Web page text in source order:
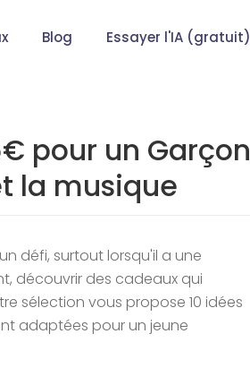
Blog Essayer l'IA (gratuit)
pour un Garçon
la musique
défi, surtout lorsqu'il a une
découvrir des cadeaux qui
sélection vous propose 10 idées
adaptées pour un jeune